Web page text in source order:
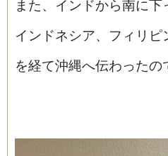
また、インドから南に下
インドネシア、フィリピ
を経て沖縄へ伝わったの